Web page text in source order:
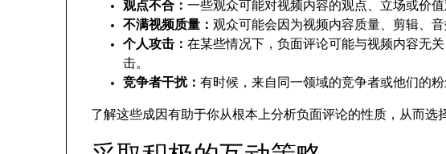
观点不合： 一些观众可能对视频内容的观点、立场或价
不满视频质量： 观众可能会因为视频内容质量、剪辑、
个人攻击： 在某些情况下，负面评论可能与视频内容无
击。
竞争者干扰： 有时候，来自同一领域的竞争者或他们的
了解这些成因有助于你从根本上分析负面评论的性质，从而选